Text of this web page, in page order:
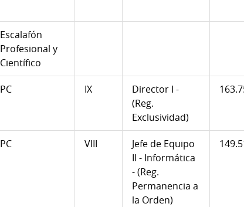
Escalafón
Profesional y
Científico
PC IX
Director I -
(Reg.
Exclusividad)
PC VIII
Jefe de Equipo
II - Informática
- (Reg.
Permanencia a
la Orden)